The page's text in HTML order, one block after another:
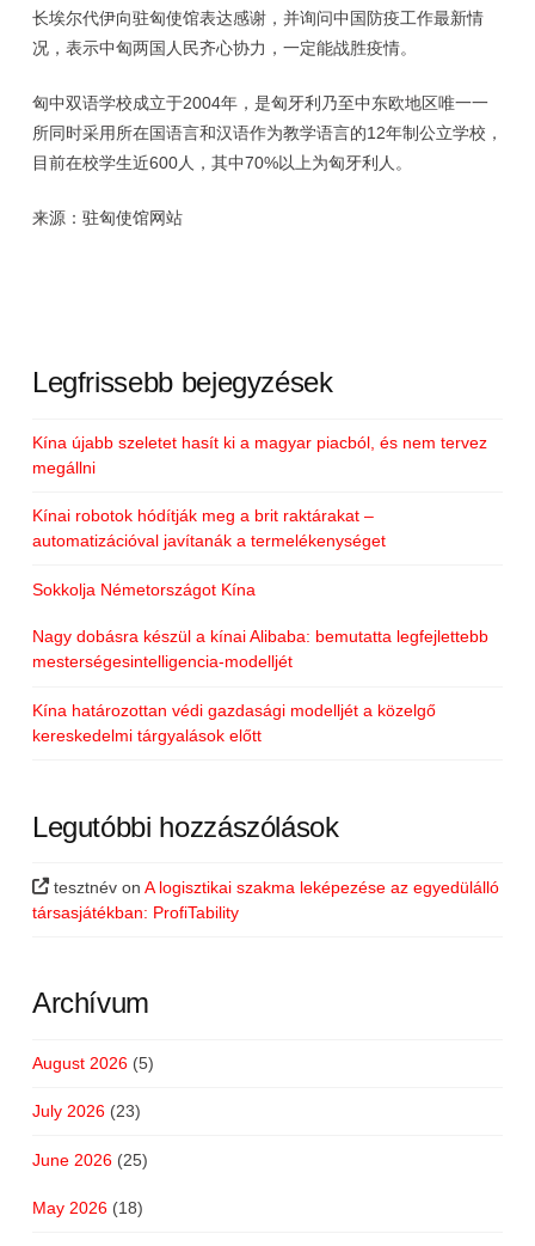
长埃尔代伊向驻匈使馆表达感谢，并询问中国防疫工作最新情
况，表示中匈两国人民齐心协力，一定能战胜疫情。
匈中双语学校成立于2004年，是匈牙利乃至中东欧地区唯一一
所同时采用所在国语言和汉语作为教学语言的12年制公立学校，
目前在校学生近600人，其中70%以上为匈牙利人。
来源：驻匈使馆网站
Legfrissebb bejegyzések
Kína újabb szeletet hasít ki a magyar piacból, és nem tervez
megállni
Kínai robotok hódítják meg a brit raktárakat –
automatizációval javítanák a termelékenységet
Sokkolja Németországot Kína
Nagy dobásra készül a kínai Alibaba: bemutatta legfejlettebb
mesterségesintelligencia-modelljét
Kína határozottan védi gazdasági modelljét a közelgő
kereskedelmi tárgyalások előtt
Legutóbbi hozzászólások
tesztnév onA logisztikai szakma leképezése az egyedülálló
társasjátékban: ProfiTability
Archívum
August 2026(5)
July 2026(23)
June 2026(25)
May 2026(18)